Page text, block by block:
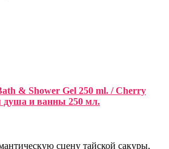
& Shower Gel 250 ml. / Cherry
душа и ванны 250 мл.
сцену тайской сакуры,